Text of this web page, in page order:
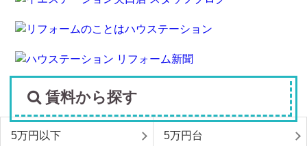
賃料から探す
5万円以下 5万円台